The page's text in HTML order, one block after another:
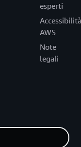
esperti
Accessibilità
AWS
Note
legali